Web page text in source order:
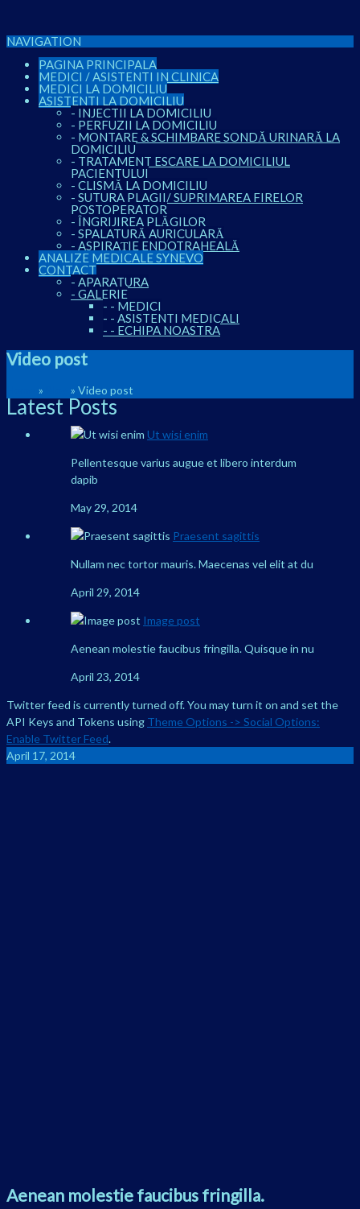
NAVIGATION
PAGINA PRINCIPALA
MEDICI / ASISTENTI IN CLINICA
MEDICI LA DOMICILIU
ASISTENTI LA DOMICILIU
- INJECTII LA DOMICILIU
- PERFUZII LA DOMICILIU
- MONTARE & SCHIMBARE SONDĂ URINARĂ LA
DOMICILIU
- TRATAMENT ESCARE LA DOMICILIUL
PACIENTULUI
- CLISMĂ LA DOMICILIU
- SUTURA PLAGII/ SUPRIMAREA FIRELOR
POSTOPERATOR
- ÎNGRIJIREA PLĂGILOR
- SPALATURĂ AURICULARĂ
- ASPIRAȚIE ENDOTRAHEALĂ
ANALIZE MEDICALE SYNEVO
CONTACT
- APARATURA
- GALERIE
- - MEDICI
- - ASISTENTI MEDICALI
- - ECHIPA NOASTRA
Video post
» » Video post
Latest Posts
Ut wisi enim
Pellentesque varius augue et libero interdum
dapib
May 29, 2014
Praesent sagittis
Nullam nec tortor mauris. Maecenas vel elit at du
April 29, 2014
Image post
Aenean molestie faucibus fringilla. Quisque in nu
April 23, 2014
Twitter feed is currently turned off. You may turn it on and set the
API Keys and Tokens using Theme Options -> Social Options:
Enable Twitter Feed.
April 17, 2014
Aenean molestie faucibus fringilla.